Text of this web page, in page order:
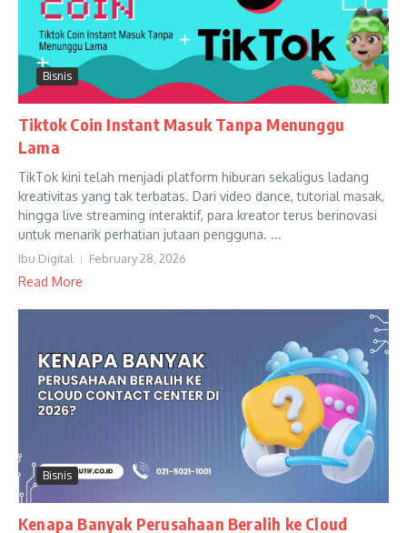
Bisnis
Tiktok Coin Instant Masuk Tanpa Menunggu
Lama
TikTok kini telah menjadi platform hiburan sekaligus ladang
kreativitas yang tak terbatas. Dari video dance, tutorial masak,
hingga live streaming interaktif, para kreator terus berinovasi
untuk menarik perhatian jutaan pengguna. ...
Ibu Digital February 28, 2026
Read More
Bisnis
Kenapa Banyak Perusahaan Beralih ke Cloud